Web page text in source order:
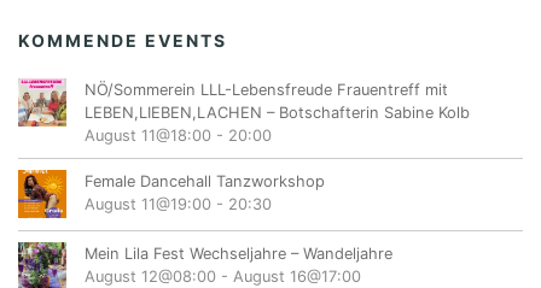
KOMMENDE EVENTS
NÖ/Sommerein LLL-Lebensfreude Frauentreff mit
LEBEN,LIEBEN,LACHEN – Botschafterin Sabine Kolb
August 11@18:00 - 20:00
Female Dancehall Tanzworkshop
August 11@19:00 - 20:30
Mein Lila Fest Wechseljahre – Wandeljahre
August 12@08:00 - August 16@17:00